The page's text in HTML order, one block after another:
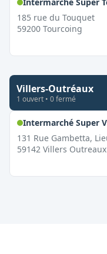
185 rue du Touquet
59200 Tourcoing
Villers-Outréaux
1 ouvert • 0fermé
Intermarché Super
131 Rue Gambetta,
59142 Villers Outreaux